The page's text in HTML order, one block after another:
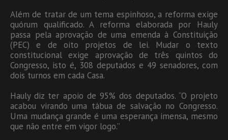
Além de tratar de um tema espinhoso, a reforma exige
quórum qualificado. A reforma elaborada por Hauly
passa pela aprovação de uma emenda à Constituição
(PEC) e de oito projetos de lei. Mudar o texto
constitucional exige aprovação de três quintos do
Congresso, isto é, 308 deputados e 49 senadores, com
dois turnos em cada Casa.
Hauly diz ter apoio de 95% dos deputados. “O projeto
acabou virando uma tábua de salvação no Congresso.
Uma mudança grande é uma esperança imensa, mesmo
que não entre em vigor logo.”